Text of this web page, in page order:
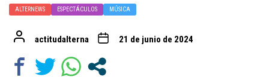
ALTERNEWS ESPECTÁCULOS MÚSICA
actitudalterna 21 de junio de 2024